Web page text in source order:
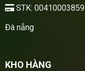
STK:
Đà nẵng
KHO HÀNG